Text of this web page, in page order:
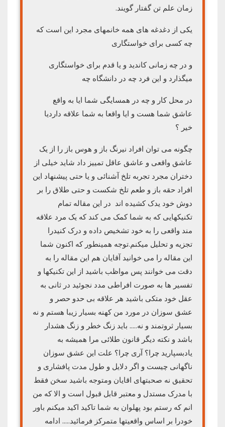
زمان علم تن گفتار گویند.
یکی از دغدغه های همه خانمهای مجرد این است که
چه کسی برای خواستگاری
و در چه زمانی کاندید و یا قدم برای خواستگاری
میگذارد و این فرد چه در دانشگاه چه
در محل کار و چه در همسایگی شما ایا به واقع
عاشق شما هست و ایا واقعا به شما علاقه داردیا
خیر ؟
چگونه می توان افراد نیرنگ باز و هوس باز را از یک
عاشق واقعی و عاشق عاقل تمییز داد شاید خیلی از
دختران مجرد تجربه تلخ آشنائی و یا حتی پیشنهاد این
افراد حقه باز و طعم تلخ شکست و حتی طلاق را بر
دوش خود یدک کشیده اند در این مقاله تمام
تکنیکهایی که به شما کمک می کند که یک مرد علاقه
مند واقعی را به خود تشخیص داده و درک کنیدرا
تجزیه و تحلیل میکنم.توجه همینطور که اکنون شما
این مقاله را می خوانید آقایان هم این مقاله را به
دقت می خوانند پس مواظب باشید از این تکنیکها و
تفسیر ها به صورت افراطی مدد نجوئید در ثانی به
عقل خود متکی باشید هر علاقه بی حدو حصر و
عشق سوزان در مورد من کهنه بسیار زیبا هستم و نه
بسیار ثروتمند و نه….. باید زنگ خطر و زنگ هشدار
باشد و نکته دیگر قانون طلائی مرا همیشه به
یادبسپارید چرا؟ آری چرا؟ علت این عشق سوزان
ناگهانی چیست و اگر دلایل و طول مدت پافشاری و
تحقیق نه صحبتهای اقایان ومتوجه باشید سخن فقط
با مدرک مستدل و معتبر قابل قبول است و الا که من
انم که رستم بود پهلوان به شما تاکید اکید میکنم باور
خودرا بر اساس واقعیتها متمرکز فرمائید….. ادامه